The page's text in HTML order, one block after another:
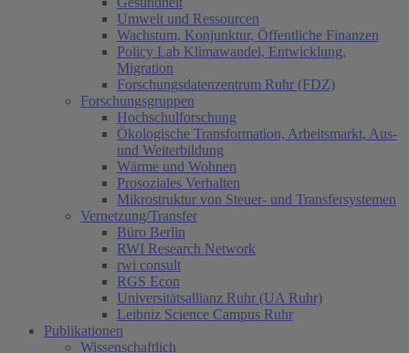
Umwelt und Ressourcen
Wachstum, Konjunktur, Öffentliche Finanzen
Policy Lab Klimawandel, Entwicklung,
Migration
Forschungsdatenzentrum Ruhr (FDZ)
Forschungsgruppen
Hochschulforschung
Ökologische Transformation, Arbeitsmarkt, Aus-
und Weiterbildung
Wärme und Wohnen
Prosoziales Verhalten
Mikrostruktur von Steuer- und Transfersystemen
Vernetzung/Transfer
Büro Berlin
RWI Research Network
rwi consult
RGS Econ
Universitätsallianz Ruhr (UA Ruhr)
Leibniz Science Campus Ruhr
Publikationen
Wissenschaftlich